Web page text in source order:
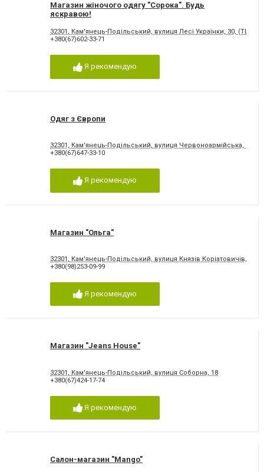
Магазин жіночого одягу "Сорока". Будь
яскравою!
32301, Кам'янець-Подільський, вулиця Лесі Українки, 30, (ТЦ
+380(67)602-33-71
Я рекомендую
Одяг з Європи
32301, Кам'янець-Подільський, вулиця Червоноармійська, 15
+380(67)647-33-10
Я рекомендую
Магазин "Ольга"
32301, Кам'янець-Подільський, вулиця Князів Коріатовичів, 5
+380(98)253-09-99
Я рекомендую
Магазин "Jeans House"
32301, Кам'янець-Подільський, вулиця Соборна, 18
+380(67)424-17-74
Я рекомендую
Салон-магазин "Mango"